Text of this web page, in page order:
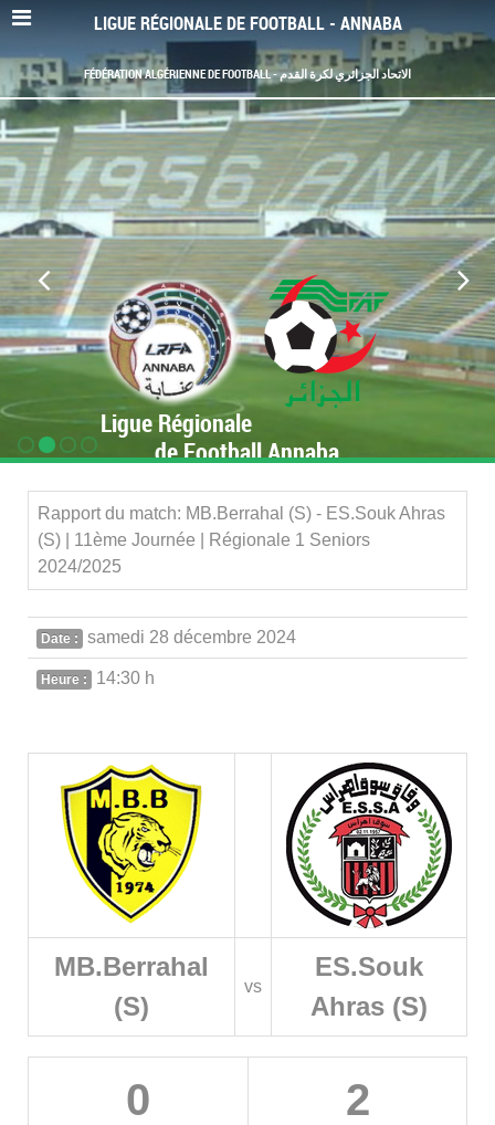
LIGUE RÉGIONALE DE FOOTBALL - ANNABA
FÉDÉRATION ALGÉRIENNE DE FOOTBALL - الاتحاد الجزائري لكرة القدم
Ligue Régionale
de Football Annaba
Rapport du match: MB.Berrahal (S) - ES.Souk Ahras
(S) | 11ème Journée | Régionale 1 Seniors
2024/2025
Date : samedi 28 décembre 2024
Heure : 14:30 h
MB.Berrahal
(S)
vs
ES.Souk
Ahras (S)
0 2